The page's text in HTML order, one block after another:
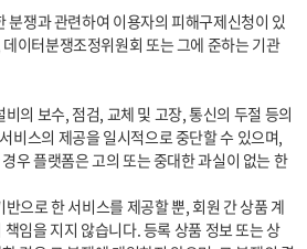
이터분쟁조정위원회 또는 그에 준하는 기관
비스의 제공을 일시적으로 중단할 수 있으며,
우 플랫폼은 고의 또는 중대한 과실이 없는 한
임을 지지 않습니다. 등록 상품 정보 또는 상